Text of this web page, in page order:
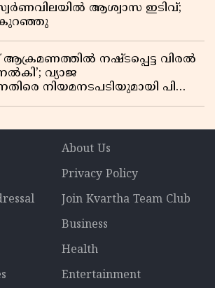
ആശ്വാസ ഇടിവ്;
കുറഞ്ഞു
നഷ്ടപ്പെട്ട വിരൽ
വ്യാജ
നിയമനടപടിയുമായി പി
About Us
Privacy Policy
Join Kvartha Team Club
Business
Health
Entertainment